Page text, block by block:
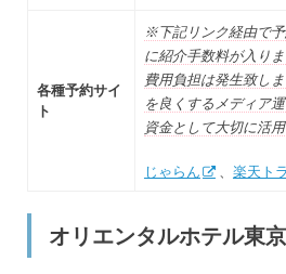
各種予約サイ
ト
※下記リンク経由で
に紹介手数料が入り
費用負担は発生致し
を良くするメディア
資金として大切に活
じゃらん 楽天ト
オリエンタルホテル東